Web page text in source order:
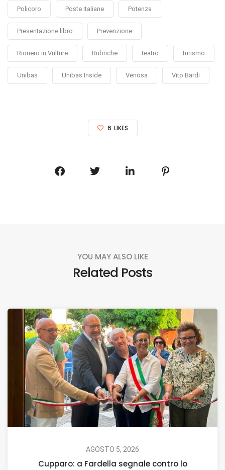
Policoro Poste Italiane Potenza
Presentazione libro Prevenzione
Rionero in Vulture Rubriche teatro turismo
Unibas Unibas Inside Venosa Vito Bardi
6 LIKES
YOU MAY ALSO LIKE
Related Posts
AGOSTO 5, 2026
Cupparo: a Fardella segnale contro lo